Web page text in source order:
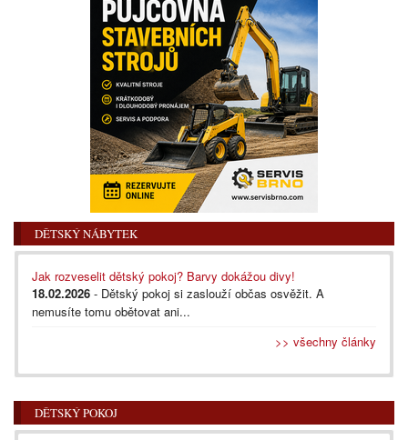
DĚTSKÝ NÁBYTEK
Jak rozveselit dětský pokoj? Barvy dokážou divy!
18.02.2026 - Dětský pokoj si zaslouží občas osvěžit. A
nemusíte tomu obětovat ani...
>> všechny články
DĚTSKÝ POKOJ